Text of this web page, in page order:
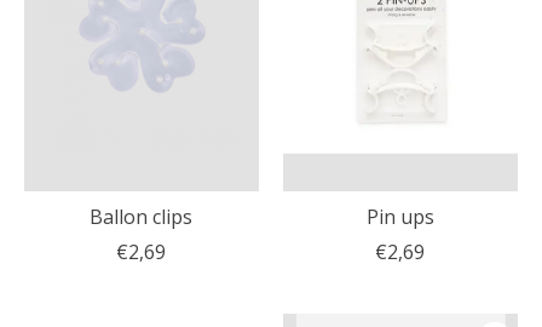
Ballon clips
€2,69
Pin ups
€2,69